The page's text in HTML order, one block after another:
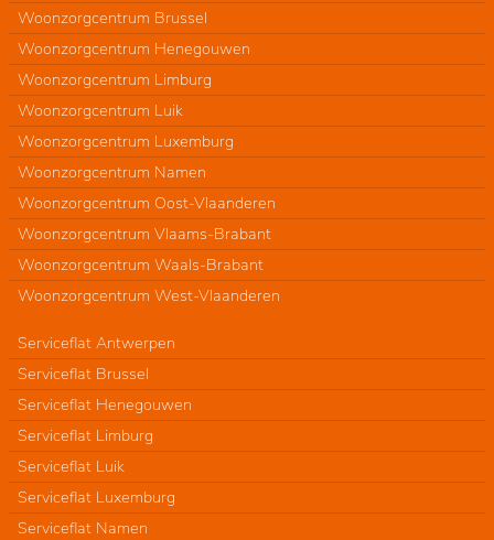
Woonzorgcentrum Brussel
Woonzorgcentrum Henegouwen
Woonzorgcentrum Limburg
Woonzorgcentrum Luik
Woonzorgcentrum Luxemburg
Woonzorgcentrum Namen
Woonzorgcentrum Oost-Vlaanderen
Woonzorgcentrum Vlaams-Brabant
Woonzorgcentrum Waals-Brabant
Woonzorgcentrum West-Vlaanderen
Serviceflat Antwerpen
Serviceflat Brussel
Serviceflat Henegouwen
Serviceflat Limburg
Serviceflat Luik
Serviceflat Luxemburg
Serviceflat Namen